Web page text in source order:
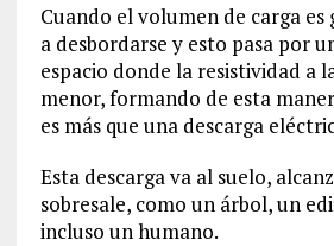
Cuando el volumen de carga es
a desbordarse y esto pasa por
espacio donde la resistividad a
menor, formando de esta
es más que una descarga
Esta descarga va al suelo,
sobresale, como un árbol, un
incluso un humano.